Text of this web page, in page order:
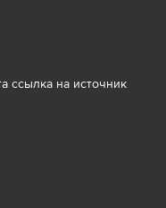
ссылка на источник